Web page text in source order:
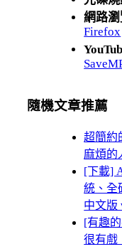
網路
Firefox
隨機文章推薦
超簡約
麻煩的
[下載]
統、全
中文版
[有趣
很有戲